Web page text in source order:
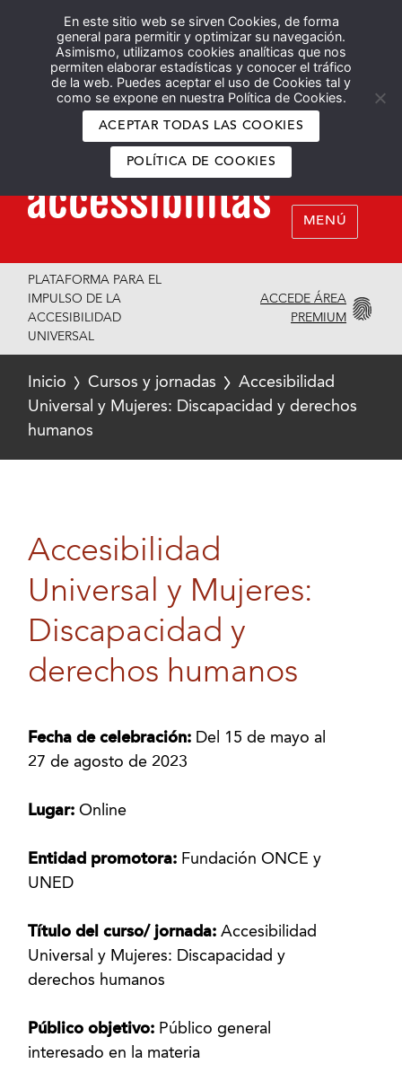
En este sitio web se sirven Cookies, de forma
general para permitir y optimizar su navegación.
Asimismo, utilizamos cookies analíticas que nos
permiten elaborar estadísticas y conocer el tráfico
de la web. Puedes aceptar el uso de Cookies tal y
como se expone en nuestra Política de Cookies.
ACEPTAR TODAS LAS COOKIES
POLÍTICA DE COOKIES
Español English
MENÚ
PLATAFORMA PARA EL
IMPULSO DE LA
ACCESIBILIDAD
UNIVERSAL
ACCEDE ÁREA
PREMIUM
Inicio Cursos y jornadas
Accesibilidad
Universal y Mujeres: Discapacidad y derechos
humanos
Accesibilidad
Universal y Mujeres:
Discapacidad y
derechos humanos
Fecha de celebración: Del 15 de mayo al
27 de agosto de 2023
Lugar:Online
Entidad promotora: Fundación ONCE y
UNED
Título del curso/ jornada:Accesibilidad
Universal y Mujeres: Discapacidad y
derechos humanos
Público objetivo: Público general
interesado en la materia